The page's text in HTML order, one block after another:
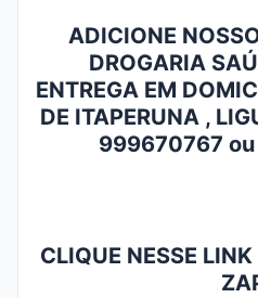
ADICIONE
DROGARIA
ENTREGA EM
DE ITAPERUNA ,
999670767
CLIQUE NESSE